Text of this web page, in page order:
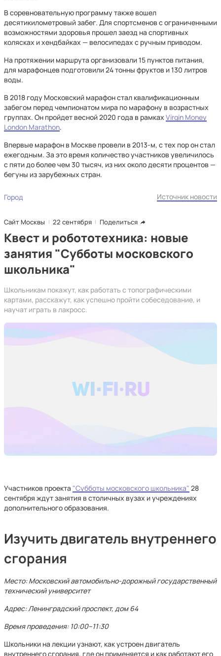
В соревновательную программу также вошел
десятикилометровый забег. Для спортсменов с ограниченными
возможностями здоровья прошел заезд на спортивных
колясках и хендбайках — велосипедах с ручным приводом.
На протяжении маршрута организовали 15 пунктов питания,
для марафонцев подготовили 24 тонны фруктов и 130 литров
воды.
В 2018 году Московский марафон стал квалификационным
забегом перед чемпионатом мира по марафону в возрастных
группах. Он пройдет весной 2020 года в рамках Virgin Money
London Marathon.
Впервые марафон в Москве провели в 2013-м, с тех пор он стал
ежегодным. За это время количество участников увеличилось
с пяти до более чем 30 тысяч, из них около десяти процентов —
бегуны из зарубежных стран.
Город Источник новости
Сайт Москвы 22 сентября Поделиться
Квест и робототехника: новые
занятия "Субботы московского
школьника"
Школьникам покажут, как работать с топографическими
картами, расскажут, как успешно пройти собеседование, и
научат играть в лакросс.
Участников проекта "Субботы московского школьника" 28
сентября ждут занятия в столичных вузах и учреждениях
дополнительного образования.
Изучить двигатель внутреннего
сгорания
Место: Московский автомобильно-дорожный государственный
технический университет
Адрес: Ленинградский проспект, дом 64
Время проведения: 10:00–11:30
Школьники на лекции узнают, как устроен двигатель
внутреннего сгорания, где он применяется и как работают его